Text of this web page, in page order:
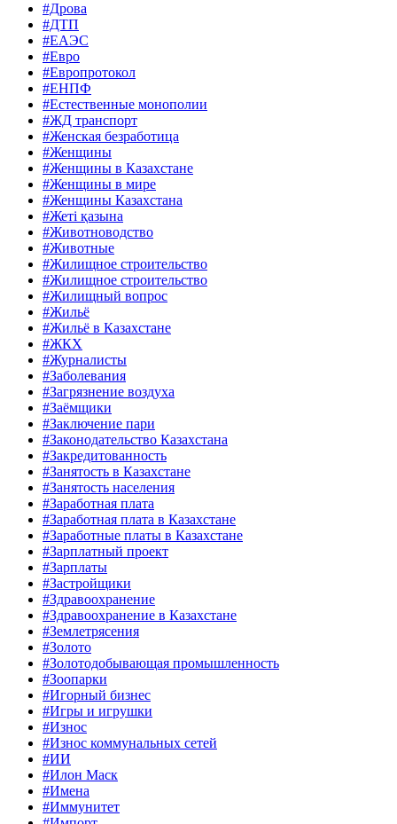
#Дрова
#ДТП
#ЕАЭС
#Евро
#Европротокол
#ЕНПФ
#Естественные монополии
#ЖД транспорт
#Женская безработица
#Женщины
#Женщины в Казахстане
#Женщины в мире
#Женщины Казахстана
#Жеті қазына
#Животноводство
#Животные
#Жилищное строительство
#Жилищное строительство
#Жилищный вопрос
#Жильё
#Жильё в Казахстане
#ЖКХ
#Журналисты
#Заболевания
#Загрязнение воздуха
#Заёмщики
#Заключение пари
#Законодательство Казахстана
#Закредитованность
#Занятость в Казахстане
#Занятость населения
#Заработная плата
#Заработная плата в Казахстане
#Заработные платы в Казахстане
#Зарплатный проект
#Зарплаты
#Застройщики
#Здравоохранение
#Здравоохранение в Казахстане
#Землетрясения
#Золото
#Золотодобывающая промышленность
#Зоопарки
#Игорный бизнес
#Игры и игрушки
#Износ
#Износ коммунальных сетей
#ИИ
#Илон Маск
#Имена
#Иммунитет